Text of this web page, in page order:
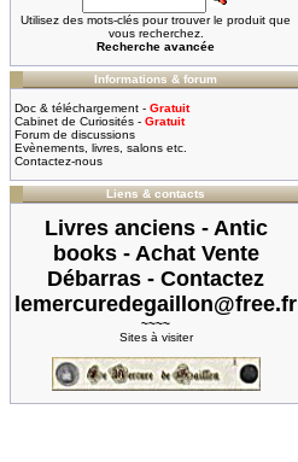
Utilisez des mots-clés pour trouver le produit que
vous recherchez.
Recherche avancée
Informations & forum
Doc & téléchargement - Gratuit
Cabinet de Curiosités - Gratuit
Forum de discussions
Evènements, livres, salons etc.
Contactez-nous
Liens & contacts
Livres anciens - Antic
books - Achat Vente
Débarras - Contactez
lemercuredegaillon@free.fr
~~~~
Sites à visiter